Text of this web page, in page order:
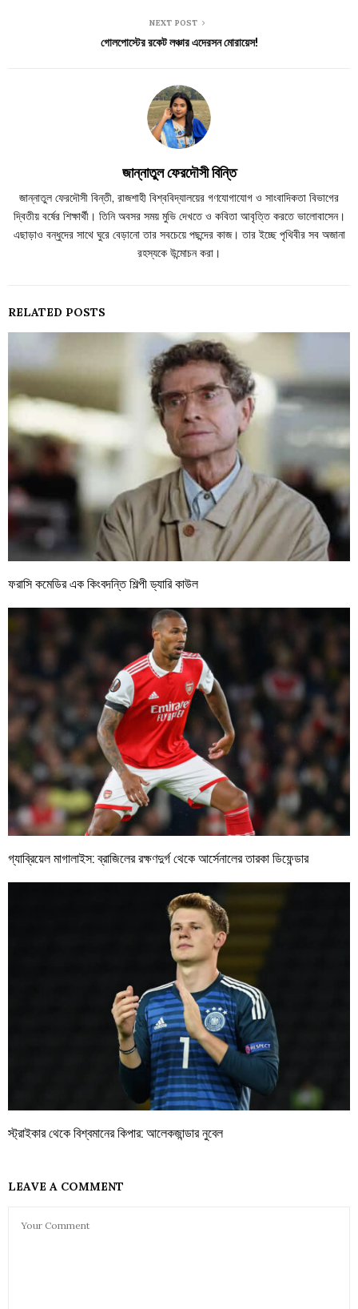
NEXT POST
গোলপোস্টের রকেট লঞ্চার এদেরসন মোরায়েস!
জান্নাতুল ফেরদৌসী বিন্তি
জান্নাতুল ফেরদৌসী বিন্তী, রাজশাহী বিশ্ববিদ্যালয়ের গণযোগাযোগ ও সাংবাদিকতা বিভাগের
দ্বিতীয় বর্ষের শিক্ষার্থী। তিনি অবসর সময় মুভি দেখতে ও কবিতা আবৃত্তি করতে ভালোবাসেন।
এছাড়াও বন্ধুদের সাথে ঘুরে বেড়ানো তার সবচেয়ে পছন্দের কাজ। তার ইচ্ছে পৃথিবীর সব অজানা
রহস্যকে উন্মোচন করা।
RELATED POSTS
ফরাসি কমেডির এক কিংবদন্তি শিল্পী ড্যারি কাউল
গ্যাব্রিয়েল মাগালাইস: ব্রাজিলের রক্ষণদুর্গ থেকে আর্সেনালের তারকা ডিফেন্ডার
স্ট্রাইকার থেকে বিশ্বমানের কিপার: আলেকজান্ডার নুবেল
LEAVE A COMMENT